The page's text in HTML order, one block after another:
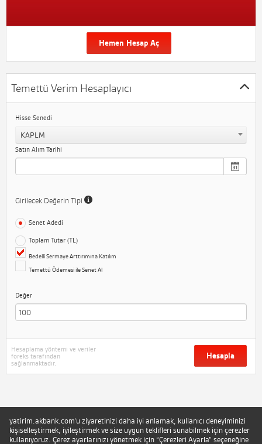
Hemen Hesap Aç
Temettü Verim Hesaplayıcı
Hisse Senedi
KAPLM
Satın Alım Tarihi
Girilecek Değerin Tipi
Senet Adedi
Toplam Tutar (TL)
Bedelli Sermaye Arttırımına Katılım
Temettü Ödemesi ile Senet Al
Değer
Hesaplama yöntemi ve veriler
foreks tarafından
sağlanmaktadır.
Hesapla